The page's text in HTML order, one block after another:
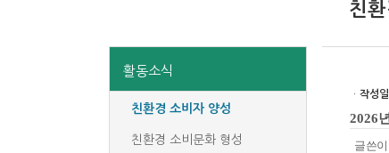
활동소식
친환경 소비자 양성
친환경 소비문화 형성
친
ㆍ 작성일
2026
글쓴